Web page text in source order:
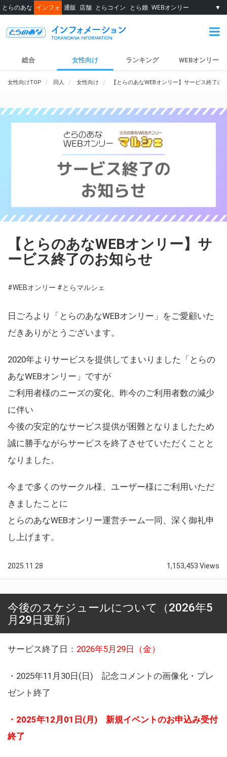
とらのあな インフォ 通販 店舗 とらコイン とら婚 WEBオンリー ▼
総合 女性向け ランキング WEBオンリー
女性向けTOP 同人 女性向け 【とらのあなWEBオンリー】サービス終了の
【とらのあなWEBオンリー】サ
ービス終了のお知らせ
#WEBオンリー #とらマルシェ
日ごろより「とらのあなWEBオンリー」をご愛顧いた
だきありがとうございます。
2020年よりサービスを提供してまいりました「とらの
あなWEBオンリー」ですが
ご利用者様のニーズの変化、昨今のご利用者数の減少
に伴い
今後の安定的なサービス提供が困難となりましたため
誠に勝手ながらサービスを終了させていただくことと
なりました。
今まで多くのサークル様、ユーザー様にご利用いただ
きましたことに
とらのあなWEBオンリー運営チーム一同、深く御礼申
し上げます。
2025.11.28 1,153,453 Views
今後のスケジュールについて（2026年5
月29日更新）
サービス終了日： 2026年5月29日（金）
・2025年11月30日(日) 記念コメントの画像化・プレ
ゼント終了
・2025年12月01日(月) 新規イベントのお申込み受付
終了